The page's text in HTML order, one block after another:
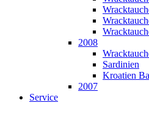
2008
Sardinien
Kroatien
2007
Service